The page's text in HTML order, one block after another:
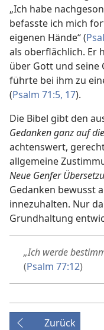
„Ich habe
befasste ich mich
eigenen Hände“ (
als oberflächlich. Er
über Gott und seine
führte bei ihm zu
(Psalm 71:5, 17).
Die Bibel gibt den
Gedanken ganz auf
achtenswert,
allgemeine
Neue Genfer
Gedanken bewusst
innezuhalten. Nur
Grundhaltung
„Ich werde
(Psalm 77:12)
Zurück